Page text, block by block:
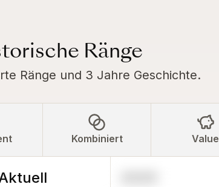
Ränge
Ränge und 3 Jahre Geschichte.
Kombiniert Value